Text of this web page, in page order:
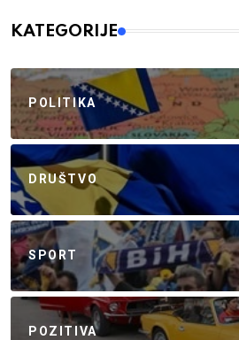
KATEGORIJE
POLITIKA
DRUŠTVO
SPORT
POZITIVA